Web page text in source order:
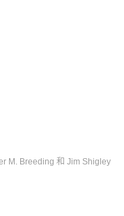
M. Breeding 和 Jim Shigley